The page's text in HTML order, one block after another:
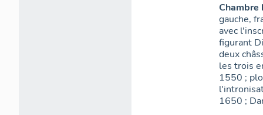
Chambre
gauche,
avec
figurant
deux
les trois
1550 ;
1650 ;